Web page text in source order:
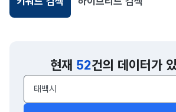
선택됨
현재 52건의 데이터가
검색어 입력창